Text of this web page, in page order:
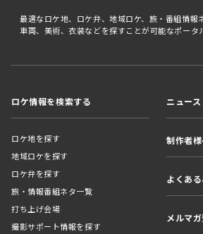
最適なロケ地、ロケ弁、地域ロケ、旅・番組情報
車両、美術、衣装などを探すことが可能なポータ
ロケ情報を検索する
ロケ地を探す
地域ロケを探す
ロケ弁を探す
旅・情報番組ネタ一覧
打ち上げ会場
撮影サポート情報を探す
ニュース
制作者
よくあ
メルマ